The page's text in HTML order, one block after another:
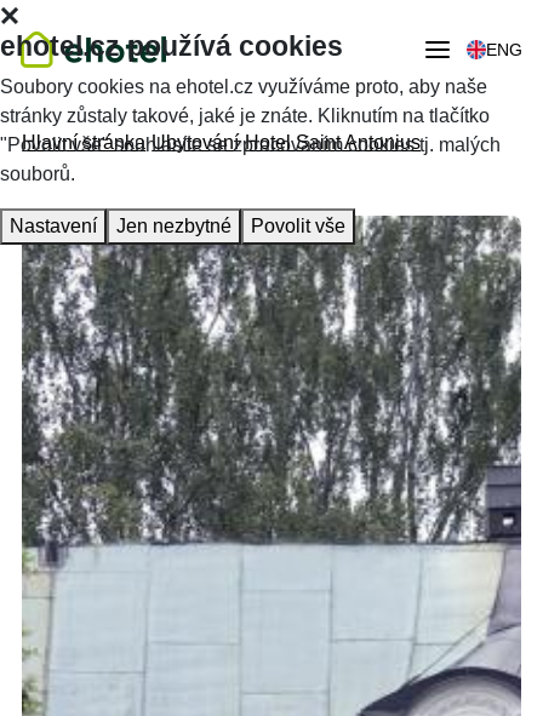
ENG
Hlavní stránka Ubytování Hotel Saint Antonius
ehotel.cz používá cookies
Soubory cookies na ehotel.cz využíváme proto, aby naše
stránky zůstaly takové, jaké je znáte. Kliknutím na tlačítko
"Povolit vše" souhlasíte se zpracováním cookies tj. malých
souborů.
Nastavení Jen nezbytné Povolit vše